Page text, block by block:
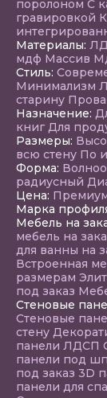
поролоном С
гравировкой
Материалы:
мдф Массив
Стиль:
Минимализм
старину
Назначение:
книг Для
Размеры:
всю стену По
Форма:
радиусный
Цена:
Марка
Мебель на
мебель на
для ванны на
Встроенная
размерам
под заказ
Стеновые
Стеновые
стену
панели ЛДСП
панели под
под заказ 3D
панели для